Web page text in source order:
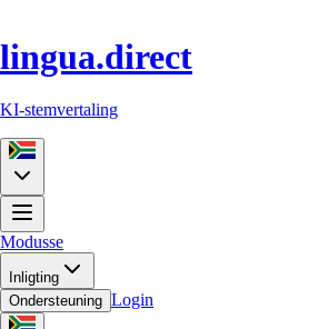
lingua.direct
KI-stemvertaling
Modusse
Inligting
Ondersteuning Login